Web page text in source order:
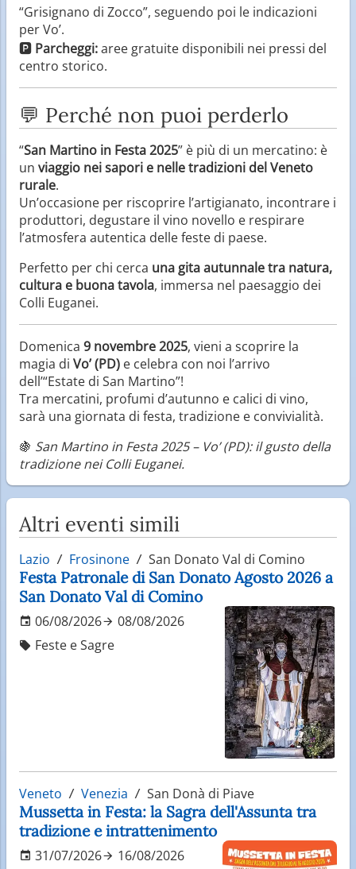
“Grisignano di Zocco”, seguendo poi le indicazioni
per Vo’.
🅿️ Parcheggi:aree gratuite disponibili nei pressi del
centro storico.
💬 Perché non puoi perderlo
“San Martino in Festa 2025” è più di un mercatino: è
un viaggio nei sapori e nelle tradizioni del Veneto
rurale.
Un’occasione per riscoprire l’artigianato, incontrare i
produttori, degustare il vino novello e respirare
l’atmosfera autentica delle feste di paese.
Perfetto per chi cerca una gita autunnale tra natura,
cultura e buona tavola, immersa nel paesaggio dei
Colli Euganei.
Domenica 9 novembre 2025, vieni a scoprire la
magia di Vo’ (PD) e celebra con noi l’arrivo
dell’“Estate di San Martino”!
Tra mercatini, profumi d’autunno e calici di vino,
sarà una giornata di festa, tradizione e convivialità.
🍇 San Martino in Festa 2025 – Vo’ (PD): il gusto della
tradizione nei Colli Euganei.
Altri eventi simili
Lazio Frosinone San Donato Val di Comino
Festa Patronale di San Donato Agosto 2026 a
San Donato Val di Comino
06/08/2026
08/08/2026
Feste e Sagre
Veneto Venezia San Donà di Piave
Mussetta in Festa: la Sagra dell'Assunta tra
tradizione e intrattenimento
31/07/2026
16/08/2026